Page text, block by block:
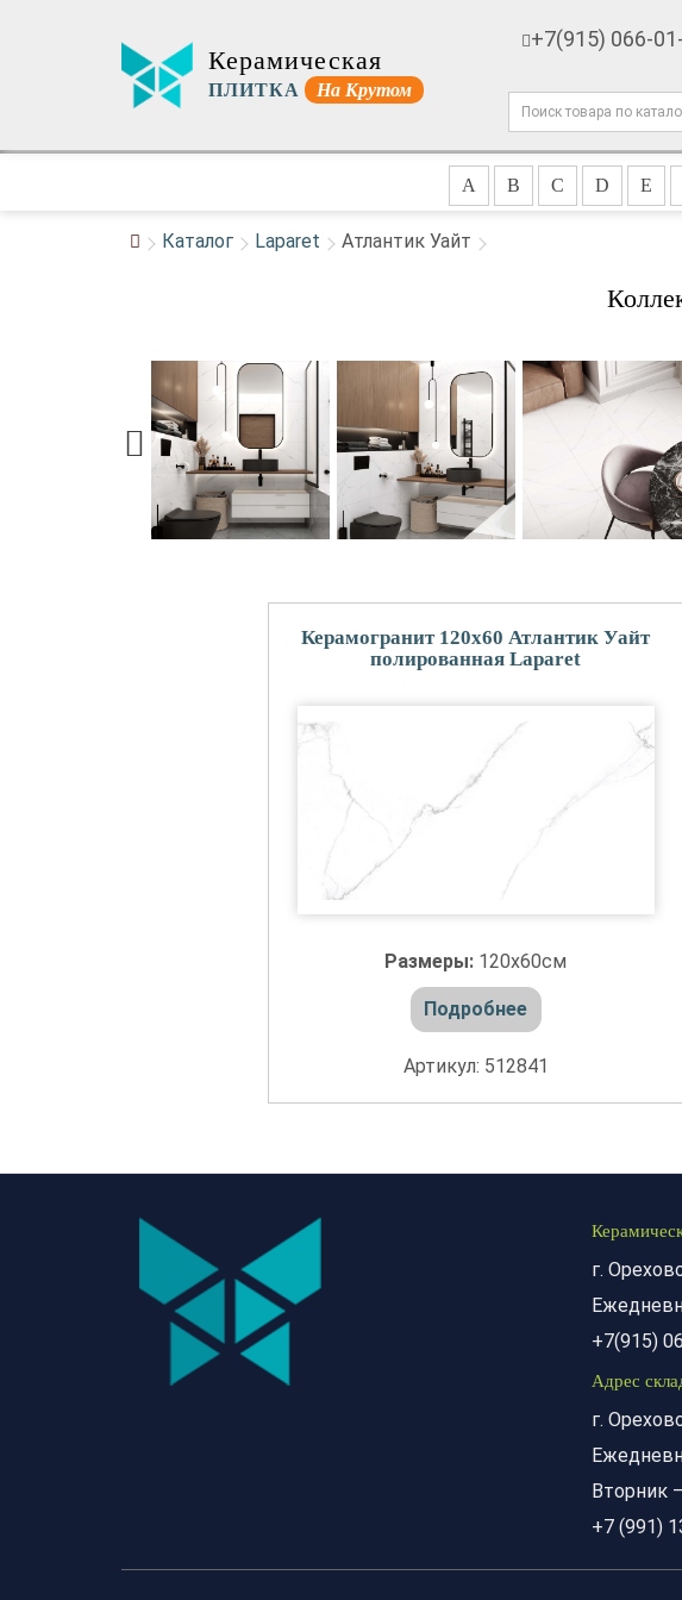
Керамическая
ПЛИТКА На Крутом
+7(915) 066-
A B C D E
Каталог Laparet Атлантик Уайт
Керамогранит 120x60 Атлантик Уайт
полированная Laparet
Размеры: 120x60см
Подробнее
Артикул: 512841
г.
+7(915)
Адрес
г.
Вторник
+7 (991)